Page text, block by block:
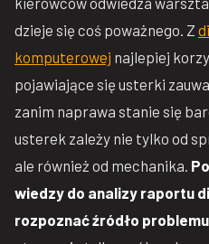
dzieje się coś poważnego. Z
komputerowej najlepiej
pojawiające się usterki
zanim naprawa stanie się
usterek zależy nie tylko od
ale również od mechanika.
wiedzy do analizy raportu
rozpoznać źródło